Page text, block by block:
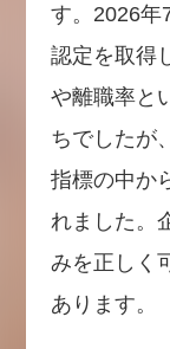
す。2026年
認定を取得
や離職率と
ちでしたが
指標の中か
れました。
みを正しく
あります。